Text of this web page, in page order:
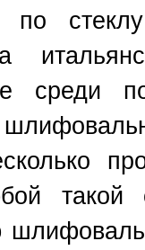
по
среди
такой